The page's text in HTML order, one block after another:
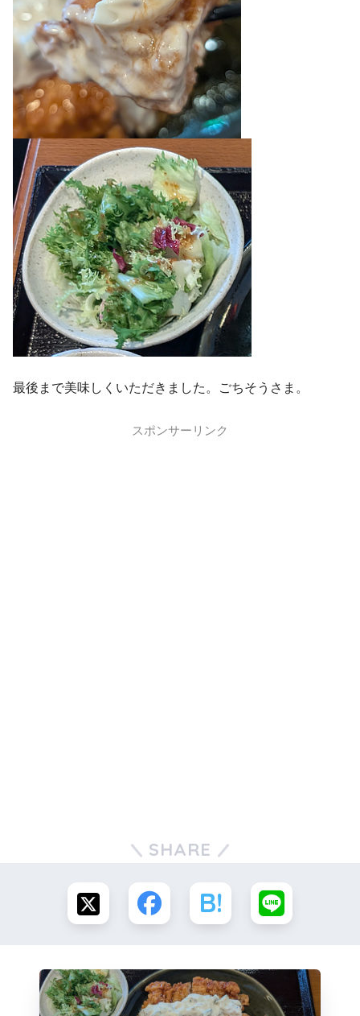
最後まで美味しくいただきました。ごちそうさま。
スポンサーリンク
SHARE